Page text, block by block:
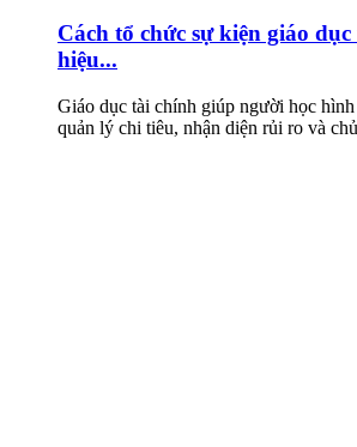
Cách tổ chức sự kiện giáo
hiệu...
Giáo dục tài chính giúp người học
quản lý chi tiêu, nhận diện rủi ro và